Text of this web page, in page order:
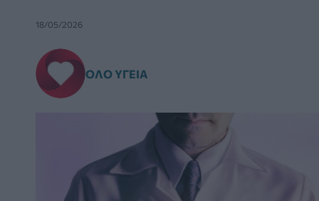
18/05/2026
ΌΛΟ ΥΓΕΊΑ